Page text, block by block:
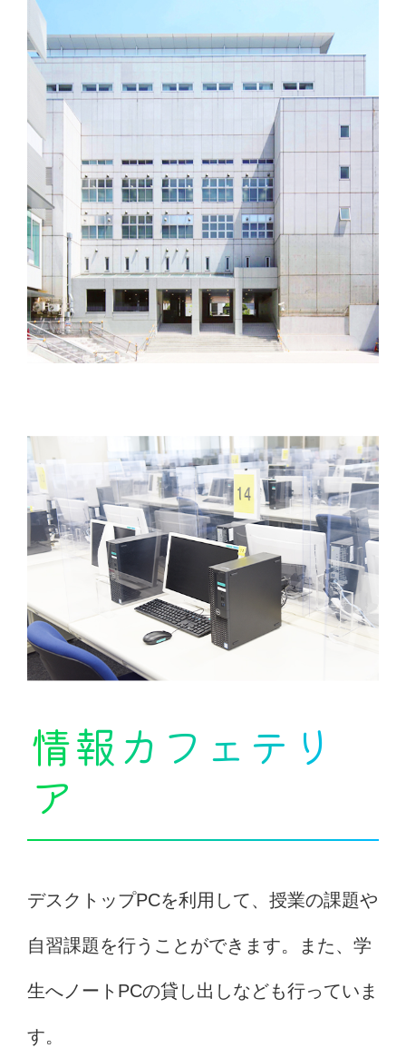
情報カフェテリ
ア
デスクトップPCを利用して、授業の課題や
自習課題を行うことができます。また、学
生へノートPCの貸し出しなども行っていま
す。